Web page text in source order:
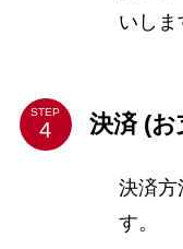
いしま
STEP 決済 (お
決済方
す。